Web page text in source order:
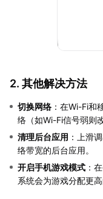
2. 其他解决方法
切换网络 ：在Wi-Fi和
络（如Wi-Fi信号弱则
清理后台应用 ：上滑
络带宽的后台应用。
开启手机游戏模式 ：
系统会为游戏分配更